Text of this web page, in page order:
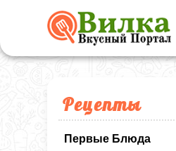
Рецепты
Первые Блюда